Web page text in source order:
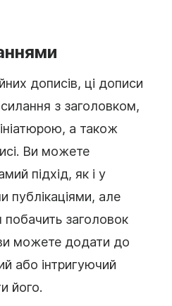
дописів, ці дописи
з заголовком,
а також
Ви можете
підхід, як і у
публікаціями, але
заголовок
можете додати до
або інтригуючий
його.